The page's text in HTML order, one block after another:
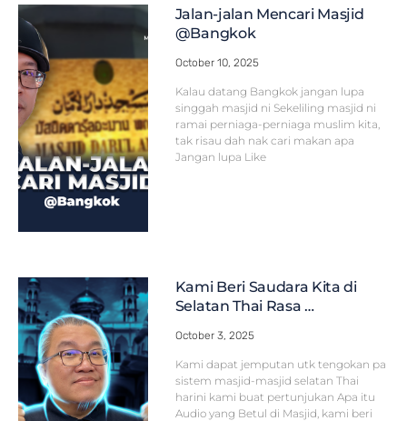
Jalan-jalan Mencari Masjid
@Bangkok
October 10, 2025
Kalau datang Bangkok jangan lupa
singgah masjid ni Sekeliling masjid ni
ramai perniaga-perniaga muslim kita,
tak risau dah nak cari makan apa
Jangan lupa Like
Kami Beri Saudara Kita di
Selatan Thai Rasa …
October 3, 2025
Kami dapat jemputan utk tengokan pa
sistem masjid-masjid selatan Thai
harini kami buat pertunjukan Apa itu
Audio yang Betul di Masjid, kami beri